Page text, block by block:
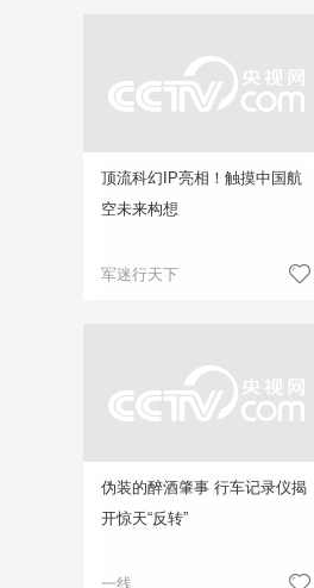
顶流科幻IP亮相！触摸中国航
空未来构想
军迷行天下
伪装的醉酒肇事 行车记录仪揭
开惊天“反转”
一线